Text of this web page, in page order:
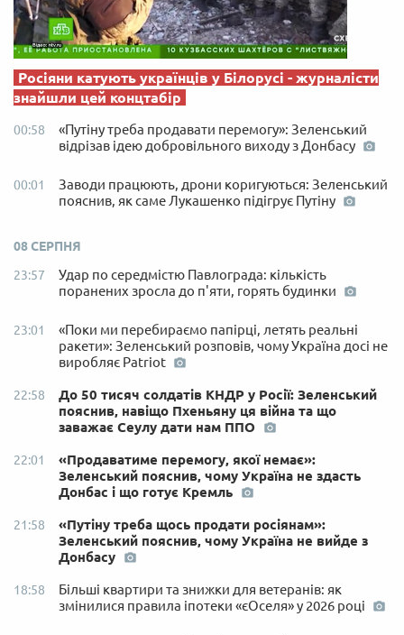
Росіяни катують українців у Білорусі - журналісти
знайшли цей концтабір
00:58
«Путіну треба продавати перемогу»: Зеленський
відрізав ідею добровільного виходу з Донбасу
00:01
Заводи працюють, дрони коригуються: Зеленський
пояснив, як саме Лукашенко підігрує Путіну
08 СЕРПНЯ
23:57
Удар по середмістю Павлограда: кількість
поранених зросла до п'яти, горять будинки
23:01
«Поки ми перебираємо папірці, летять реальні
ракети»: Зеленський розповів, чому Україна досі не
виробляє Patriot
22:58
До 50 тисяч солдатів КНДР у Росії: Зеленський
пояснив, навіщо Пхеньяну ця війна та що
заважає Сеулу дати нам ППО
22:01
«Продаватиме перемогу, якої немає»:
Зеленський пояснив, чому Україна не здасть
Донбас і що готує Кремль
21:58
«Путіну треба щось продати росіянам»:
Зеленський пояснив, чому Україна не вийде з
Донбасу
18:58
Більші квартири та знижки для ветеранів: як
змінилися правила іпотеки «єОселя» у 2026 році